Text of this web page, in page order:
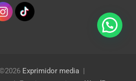
Exprimidor media